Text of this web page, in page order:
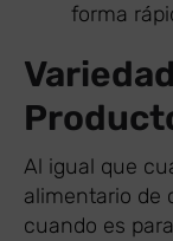
forma
Al igual que
alimentario de
cuando es